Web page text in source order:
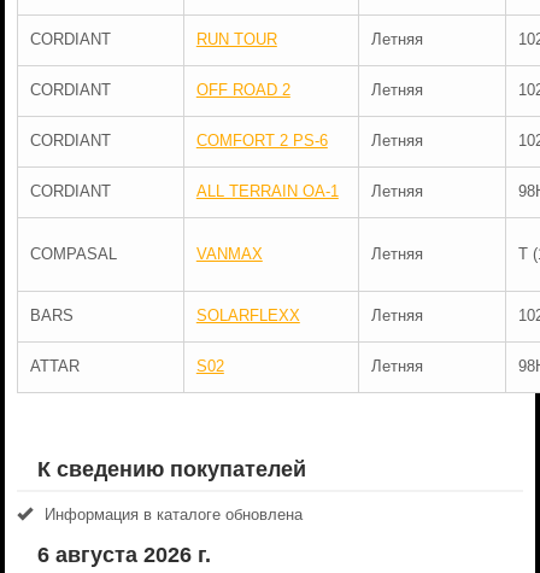
CORDIANT RUN TOUR Летняя
CORDIANT OFF ROAD 2 Летняя
CORDIANT COMFORT 2 PS-6 Летняя
CORDIANT ALL TERRAIN OA-1 Летняя
COMPASAL VANMAX Летняя T
BARS SOLARFLEXX Летняя
ATTAR S02 Летняя
К сведению покупателей
Информация в каталоге обновлена
6 августа 2026 г.